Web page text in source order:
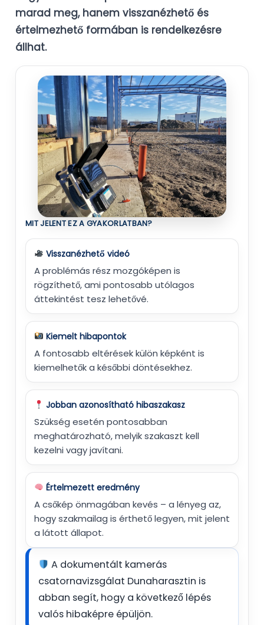
marad meg, hanem visszanézhető és
értelmezhető formában is rendelkezésre
állhat.
MIT JELENT EZ A GYAKORLATBAN?
Visszanézhető videó
A problémás rész mozgóképen is
rögzíthető, ami pontosabb utólagos
áttekintést tesz lehetővé.
Kiemelt hibapontok
A fontosabb eltérések külön képként is
kiemelhetők a későbbi döntésekhez.
Jobban azonosítható hibaszakasz
Szükség esetén pontosabban
meghatározható, melyik szakaszt kell
kezelni vagy javítani.
Értelmezett eredmény
A csőkép önmagában kevés – a lényeg az,
hogy szakmailag is érthető legyen, mit jelent
a látott állapot.
A dokumentált kamerás
csatornavizsgálat Dunaharasztin is
abban segít, hogy a következő lépés
valós hibaképre épüljön.